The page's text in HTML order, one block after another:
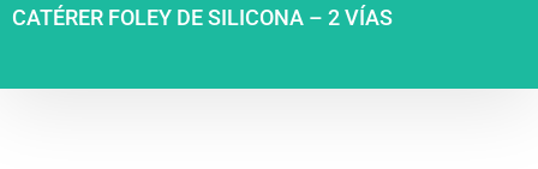
CATÉRER FOLEY DE SILICONA – 2 VÍAS